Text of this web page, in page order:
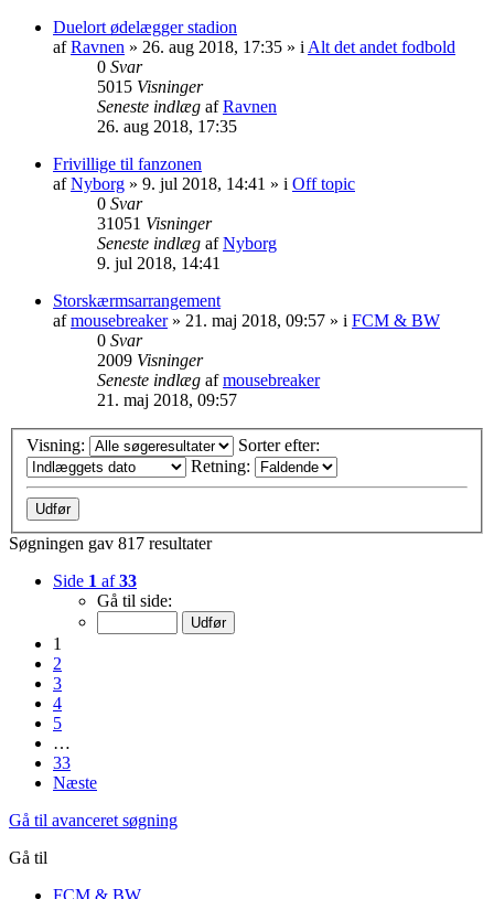
Duelort ødelægger stadion
afRavnen » 26. aug 2018, 17:35 » i Alt det andet fodbold
0 Svar
5015 Visninger
Seneste indlæg afRavnen
26. aug 2018, 17:35
Frivillige til fanzonen
afNyborg » 9. jul 2018, 14:41 » i Off topic
0 Svar
31051 Visninger
Seneste indlæg afNyborg
9. jul 2018, 14:41
Storskærmsarrangement
afmousebreaker» 21. maj 2018, 09:57 » i FCM & BW
0 Svar
2009 Visninger
Seneste indlæg afmousebreaker
21. maj 2018, 09:57
Visning:
Sorter efter:
Retning:
Søgningen gav 817 resultater
Side 1 af33
Gå til side:
1
2
3
4
5
…
33
Næste
Gå til avanceret søgning
Gå til